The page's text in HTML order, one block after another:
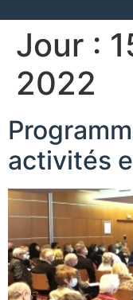
Jour :
2022
activités